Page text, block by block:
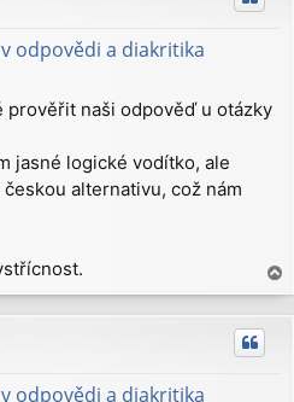
odpovědi a diakritika
prověřit naši odpověď u otázky
jasné logické vodítko, ale
alternativu, což nám
o
p
odpovědi a diakritika